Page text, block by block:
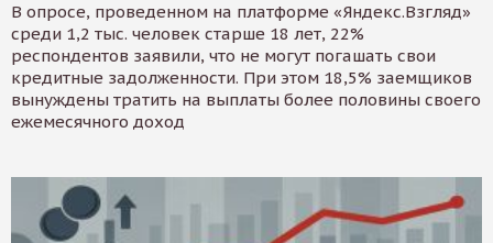
В опросе, проведенном на платформе «Яндекс.Взгляд»
среди 1,2 тыс. человек старше 18 лет, 22%
респондентов заявили, что не могут погашать свои
кредитные задолженности. При этом 18,5% заемщиков
вынуждены тратить на выплаты более половины своего
ежемесячного доход